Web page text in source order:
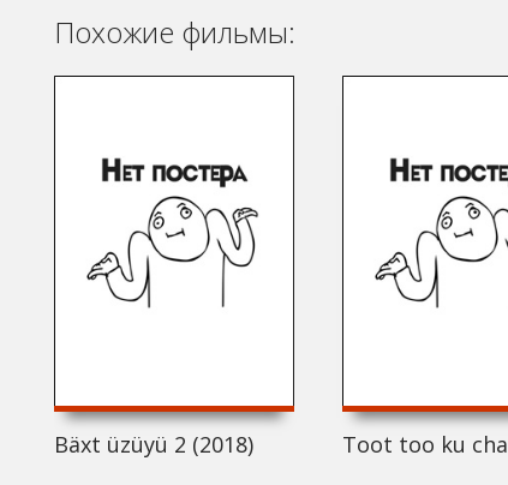
Похожие фильмы:
Bäxt üzüyü 2 (2018) Toot too ku